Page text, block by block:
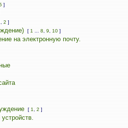
]
2 ]
[ 1 8 9 10 ]
на электронную почту.
[ 1 2 ]